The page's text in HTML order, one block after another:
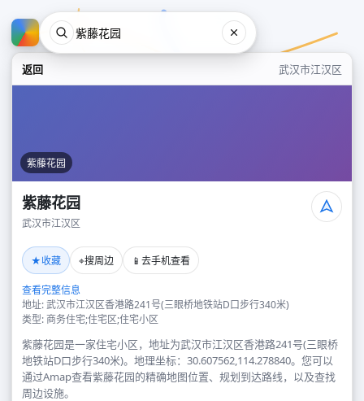
返回 武汉市江汉区
紫藤花园
紫藤花园
武汉市江汉区
★收藏 ⌖搜周边 📱 去手机查看
查看完整信息
地址: 武汉市江汉区香港路241号(三眼桥地铁站D口步行340米)
类型: 商务住宅;住宅区;住宅小区
紫藤花园是一家住宅小区，地址为武汉市江汉区香港路241号(三眼桥
地铁站D口步行340米)。地理坐标：30.607562,114.278840。您可以
通过Amap查看紫藤花园的精确地图位置、规划到达路线，以及查找
周边设施。